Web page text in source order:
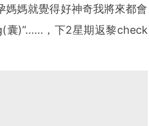
媽就覺得好神奇我將來都會
囊)”......，下2星期返黎check